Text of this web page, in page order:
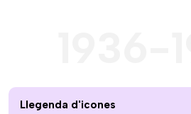
Llegenda d'icones